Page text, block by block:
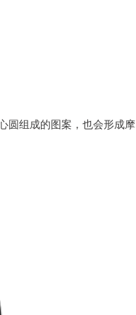
圆组成的图案，也会形成摩